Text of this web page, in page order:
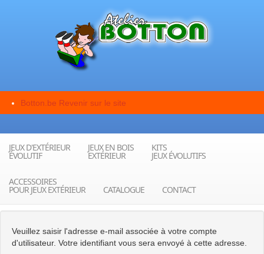
Botton.be Revenir sur le site
JEUX D'EXTÉRIEUR
ÉVOLUTIF
JEUX EN BOIS
EXTÉRIEUR
KITS
JEUX ÉVOLUTIFS
ACCESSOIRES
POUR JEUX EXTÉRIEUR CATALOGUE CONTACT
Veuillez saisir l'adresse e-mail associée à votre compte
d'utilisateur. Votre identifiant vous sera envoyé à cette adresse.